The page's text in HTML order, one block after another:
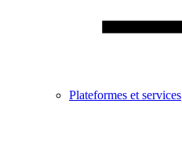
Plateformes et services